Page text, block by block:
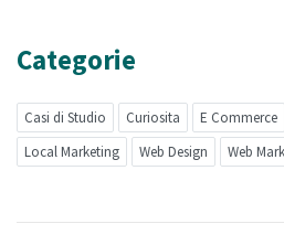
Categorie
Casi di Studio Curiosita E Commerce
Local Marketing
Web Design Web